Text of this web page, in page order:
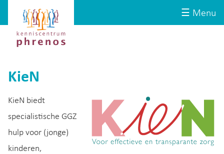
☰ Menu
Kenniscentrum
Phrenos
website
KieN
KieN biedt
specialistische GGZ
hulp voor (jonge)
kinderen,